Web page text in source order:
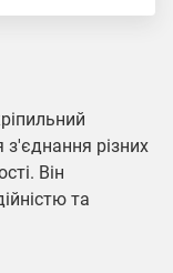
різних
Він
та